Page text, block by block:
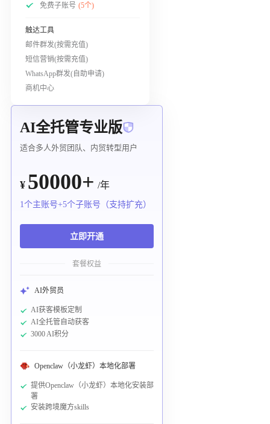
免费子账号 (5个)
触达工具
邮件群发(按需充值)
短信营销(按需充值)
WhatsApp群发(自助申请)
商机中心
AI全托管专业版
适合多人外贸团队、内贸转型用户
¥ 50000+ /年
1个主账号+5个子账号（支持扩充）
立即开通
套餐权益
AI外贸员
AI获客模板定制
AI全托管自动获客
3000 AI积分
Openclaw（小龙虾）本地化部署
提供Openclaw（小龙虾）本地化安装部
署
安装跨境魔方skills